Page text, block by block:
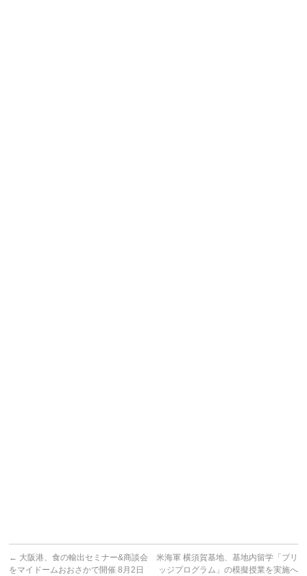
← 大阪港、食の輸出セミナー&商談会
をマイドームおおさかで開催 8月2日
米海軍 横須賀基地、基地内留学「ブリ
ッジプログラム」の模擬授業を実施へ